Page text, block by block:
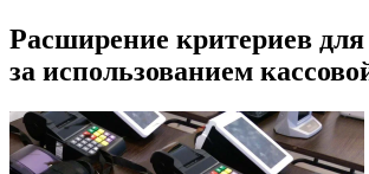
Расширение критериев
за использованием